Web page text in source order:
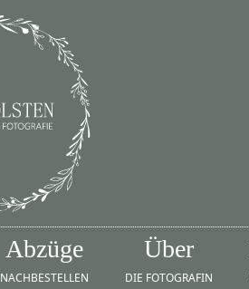
Abzüge
NACHBESTELLEN
Über
DIE FOTOGRAFIN